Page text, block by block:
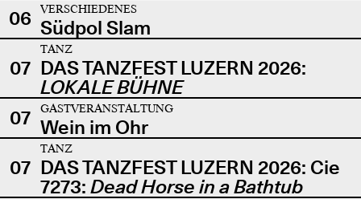
06
VERSCHIEDENES
Südpol Slam
07
TANZ
DAS TANZFEST LUZERN 2026:
LOKALE BÜHNE
07
GASTVERANSTALTUNG
Wein im Ohr
07
TANZ
DAS TANZFEST LUZERN 2026: Cie
7273: Dead Horse in a Bathtub